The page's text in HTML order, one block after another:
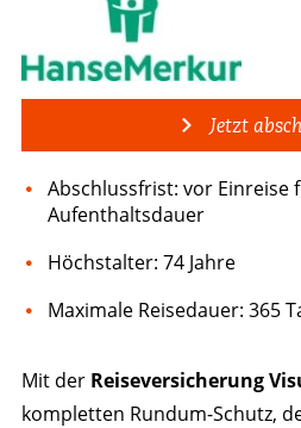
Jetzt
Abschlussfrist: vor Einreise
Aufenthaltsdauer
Höchstalter: 74 Jahre
Maximale Reisedauer: 365
Mit der Reiseversicherung
kompletten Rundum-Schutz,